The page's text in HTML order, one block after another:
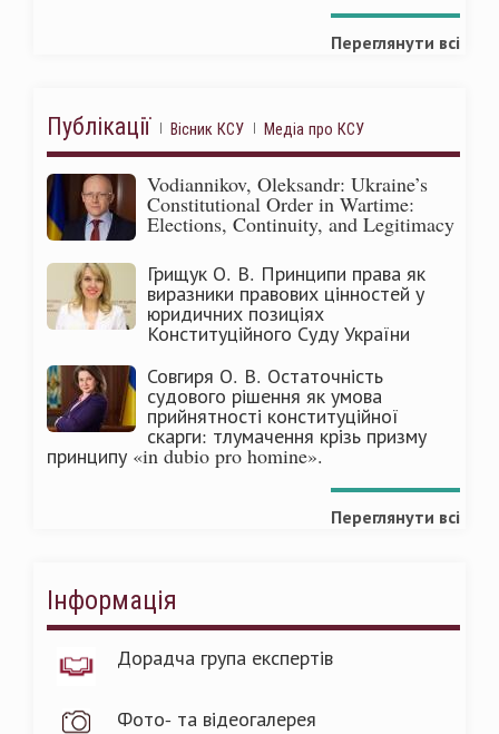
Переглянути всі
Публікації Вісник КСУ Медіа про КСУ
Vodiannikov, Oleksandr: Ukraine’s
Constitutional Order in Wartime:
Elections, Continuity, and Legitimacy
Грищук О. В. Принципи права як
виразники правових цінностей у
юридичних позиціях
Конституційного Суду України
Совгиря О. В. Остаточність
судового рішення як умова
прийнятності конституційної
скарги: тлумачення крізь призму
принципу «in dubio pro homine».
Переглянути всі
Інформація
Дорадча група експертів
Фото- та відеогалерея